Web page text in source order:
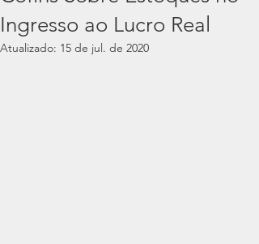
Ingresso ao Lucro Real
Atualizado: 15 de jul. de 2020